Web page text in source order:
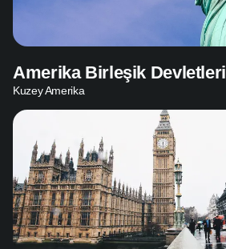
Amerika Birleşik Devletleri
Kuzey Amerika